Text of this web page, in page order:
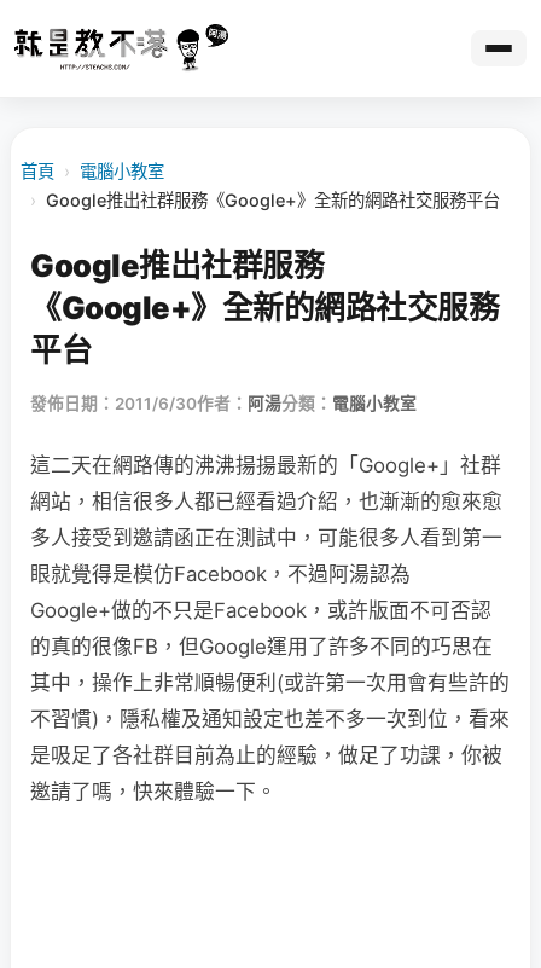
首頁 › 電腦小教室
› Google推出社群服務《Google+》全新的網路社交服務平台
Google推出社群服務
《Google+》全新的網路社交服務
平台
發佈日期：2011/6/30作者： 阿湯分類： 電腦小教室
這二天在網路傳的沸沸揚揚最新的「Google+」社群
網站，相信很多人都已經看過介紹，也漸漸的愈來愈
多人接受到邀請函正在測試中，可能很多人看到第一
眼就覺得是模仿Facebook，不過阿湯認為
Google+做的不只是Facebook，或許版面不可否認
的真的很像FB，但Google運用了許多不同的巧思在
其中，操作上非常順暢便利(或許第一次用會有些許的
不習慣)，隱私權及通知設定也差不多一次到位，看來
是吸足了各社群目前為止的經驗，做足了功課，你被
邀請了嗎，快來體驗一下。